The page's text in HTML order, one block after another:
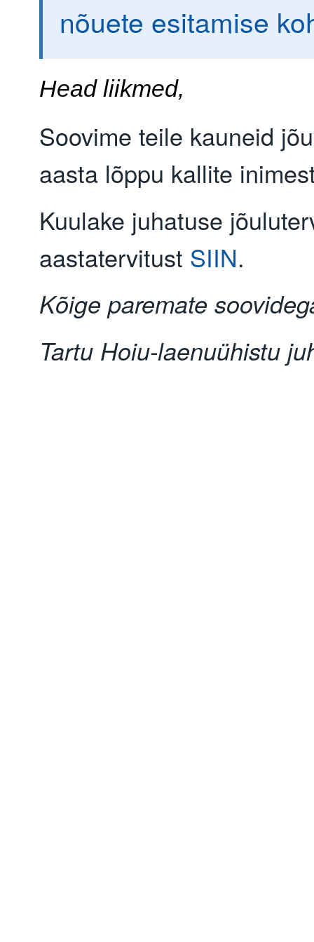
nõuete esitamise
Head liikmed,
Soovime teile kauneid
aasta lõppu kallite
Kuulake juhatuse
aastatervitust SIIN.
Kõige paremate
Tartu Hoiu-laenuühistu